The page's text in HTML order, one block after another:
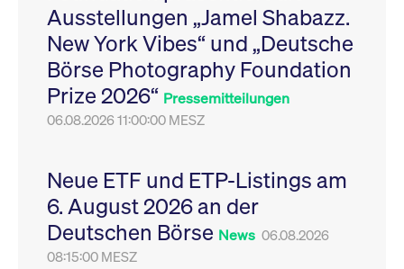
Ausstellungen „Jamel Shabazz.
New York Vibes“ und „Deutsche
Börse Photography Foundation
Prize 2026“ Pressemitteilungen
06.08.2026 11:00:00 MESZ
Neue ETF und ETP-Listings am
6. August 2026 an der
Deutschen Börse News 06.08.2026
08:15:00 MESZ
Leistung der Website
zu messen. Es handelt
sich um ein Muster-
Cookie, bei dem auf
das Präfix _pk_ses
eine kurze Reihe von
VISITOR_PRIVACY_METADATA
YouTube
.youtube.com
6
Monate
Dieses Cookie dient
Speicherung der
Einwilligungs- und
des Nutzers für ihre
Interaktion mit der
Sitzungen geehrt